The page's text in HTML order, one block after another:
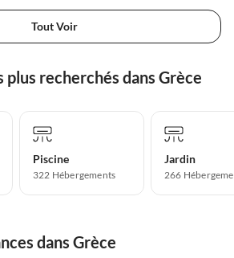
Tout Voir
plus recherchés dans Grèce
Piscine
322 Hébergements
Jardin
266
dans Grèce